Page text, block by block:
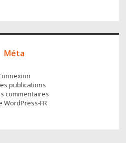
Méta
publications
commentaires
WordPress-FR